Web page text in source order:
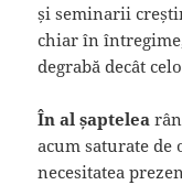
și seminarii
chiar în
degrabă decât
În al șaptelea
acum saturate de
necesitatea